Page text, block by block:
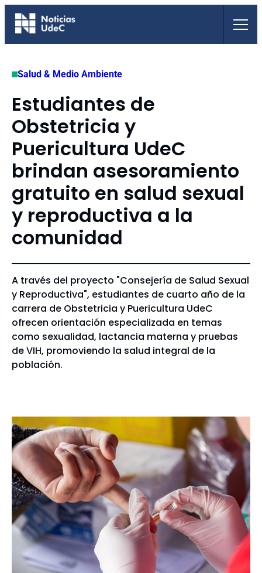
Saltar
Salud & Medio Ambiente
Estudiantes de
Obstetricia y
Puericultura UdeC
brindan asesoramiento
gratuito en salud sexual
y reproductiva a la
comunidad
A través del proyecto "Consejería de Salud Sexual
y Reproductiva", estudiantes de cuarto año de la
carrera de Obstetricia y Puericultura UdeC
ofrecen orientación especializada en temas
como sexualidad, lactancia materna y pruebas
de VIH, promoviendo la salud integral de la
población.